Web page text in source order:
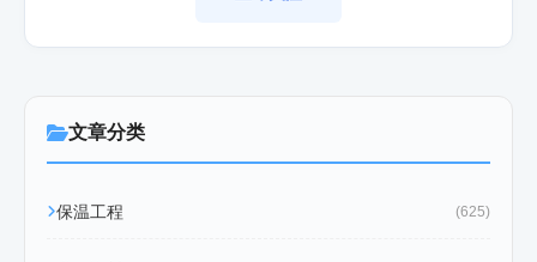
文章分类
保温工程 (625)